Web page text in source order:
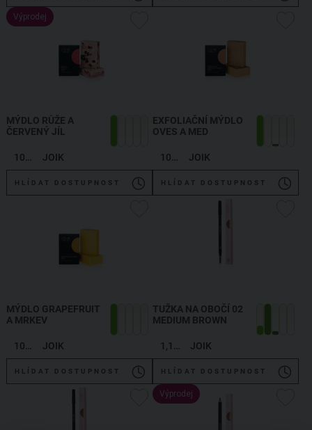
Výprodej
MÝDLO RŮŽE A
ČERVENÝ JÍL
JOIK
HLÍDAT DOSTUPNOST
EXFOLIAČNÍ MÝDLO
OVES A MED
JOIK
HLÍDAT DOSTUPNOST
MÝDLO GRAPEFRUIT
A MRKEV
JOIK
HLÍDAT DOSTUPNOST
TUŽKA NA OBOČÍ 02
MEDIUM BROWN
JOIK
HLÍDAT DOSTUPNOST
Výprodej